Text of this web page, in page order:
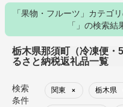
「果物・フルーツ」カテゴ
「」の検索結
栃木県那須町（冷凍便・
るさと納税返礼品一覧
検索
条件
関東 × 栃木県